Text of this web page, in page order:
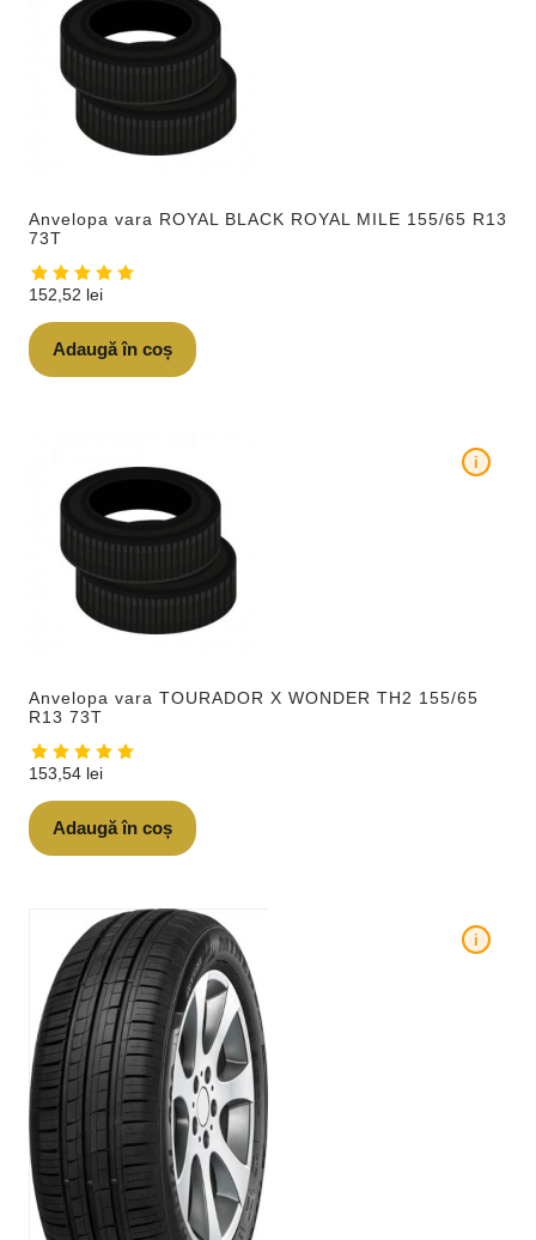
Anvelopa vara ROYAL BLACK ROYAL MILE 155/65 R13
73T
152,52 lei
Adaugă în coș
Anvelopa vara TOURADOR X WONDER TH2 155/65
R13 73T
i
153,54 lei
Adaugă în coș
i